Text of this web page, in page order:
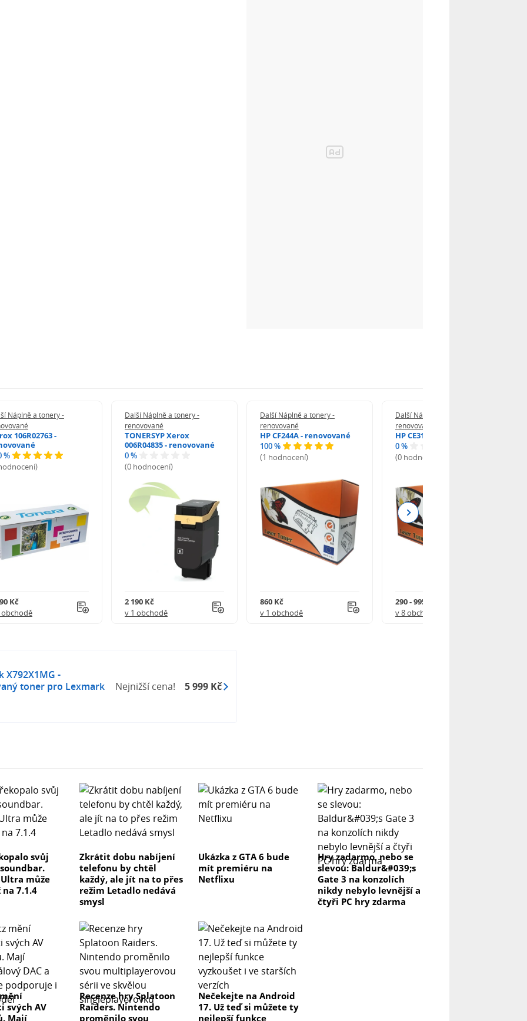
Náplně a tonery -
106R02763 -
%
Kč
obchodě
Další Náplně a tonery -
renovované
TONERSYP Xerox
006R04835 - renovované
0 %
(0 hodnocení)
2 190 Kč
v 1 obchodě
Další Náplně a tonery -
renovované
HP CF244A - renovované
100 %
(1 hodnocení)
860 Kč
v 1 obchodě
Další Náplně a tonery -
renovované
HP CE312A - renovované
0 %
(0 hodnocení)
290 - 995 Kč
v 8 obchodech
Next
X792X1MG -
toner pro Lexmark
Nejnižší cena! 5 999 Kč
svůj
může
7.1.4
Zkrátit dobu nabíjení
telefonu by chtěl
každý, ale jít na to přes
režim Letadlo nedává
smysl
Ukázka z GTA 6 bude
mít premiéru na
Netflixu
Hry zadarmo, nebo se
slevou: Baldur&#039;s
Gate 3 na konzolích
nikdy nebylo levnější a
čtyři PC hry zdarma
svých AV
Mají
Recenze hry Splatoon
Raiders. Nintendo
proměnilo svou
Nečekejte na Android
17. Už teď si můžete ty
nejlepší funkce